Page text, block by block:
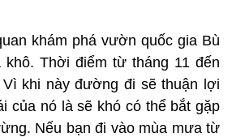
khám phá vườn quốc gia Bù
khô. Thời điểm từ tháng 11 đến
khi này đường đi sẽ thuận lợi
của nó là sẽ khó có thể bắt gặp
Nếu bạn đi vào mùa mưa từ